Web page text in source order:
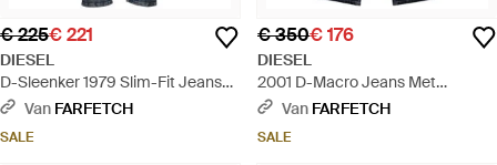
€ 225€ 221
DIESEL
D-Sleenker 1979 Slim-Fit Jeans
Met Vijf Zakken - Blauw
Van FARFETCH
SALE
€ 350€ 176
DIESEL
2001 D-Macro Jeans Met
Geborduurde Patch - Blauw
Van FARFETCH
SALE